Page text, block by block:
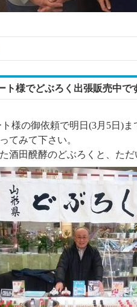
ト様でどぶろく出張販売中で
様の御依頼で明日(3月5日)
てみて下さい。
酒田醗酵のどぶろくと、た